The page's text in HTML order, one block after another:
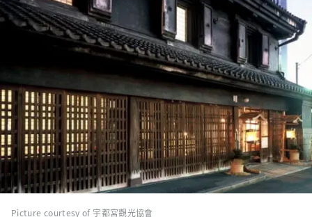
Picture courtesy of 宇都宮觀光協會